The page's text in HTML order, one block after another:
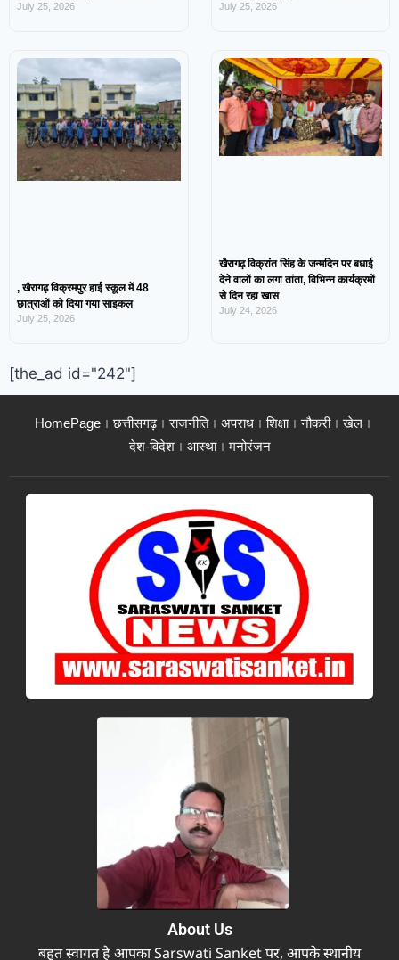
July 25, 2026 July 25, 2026
, खैरागढ़ विक्रमपुर हाई स्कूल में 48
छात्राओं को दिया गया साइकल
July 25, 2026
खैरागढ़ विक्रांत सिंह के जन्मदिन पर बधाई
देने वालों का लगा तांता, विभिन्न कार्यक्रमों
से दिन रहा खास
July 24, 2026
[the_ad id="242"]
HomePage छत्तीसगढ़ राजनीति अपराध शिक्षा नौकरी
खेल
देश-विदेश
आस्था मनोरंजन
About Us
बहुत स्वागत है आपका Sarswati Sanket पर, आपके स्थानीय